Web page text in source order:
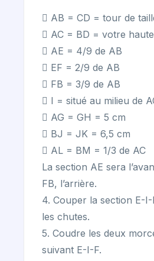
 AB = CD = tour de
 AC = BD = votre
 AE = 4/9 de AB
 EF = 2/9 de AB
 FB = 3/9 de AB
 I = situé au milieu de
 AG = GH = 5 cm
 BJ = JK = 6,5 cm
 AL = BM = 1/3 de AC
La section AE sera
FB, l’arrière.
4. Couper la section E-
les chutes.
5. Coudre les deux
suivant E-I-F.